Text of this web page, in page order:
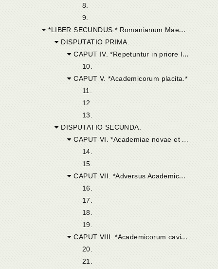
8.
9.
*LIBER SECUNDUS.* Romanianum Maecenatem suum ad amplectendam philosophiam rursus cum grati animi significatione hortatur, tresque illi describit Collationes, in quarum prima explicantur placita Academicorum. In secunda novae ac veteris Academiae discrimina referuntur; et exploditur sententia horum philosophorum, qui cum verum haud posse deprehendi putarent, veri tamen simile se sequi profiterentur. In tertia dicitur quid illi verisimile seu probabile appellarent.
DISPUTATIO PRIMA.
CAPUT IV. *Repetuntur in priore libro disputata.*
10.
CAPUT V. *Academicorum placita.*
11.
12.
13.
DISPUTATIO SECUNDA.
CAPUT VI. *Academiae novae et veteris discidium.*
14.
15.
CAPUT VII. *Adversus Academicos.*
16.
17.
18.
19.
CAPUT VIII. *Academicorum cavillatio.*
20.
21.